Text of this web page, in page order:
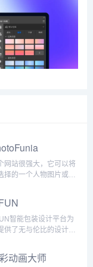
网站很强大，它可以将
择的一个人物图片或者
，有135种之多，保证
合你口味的模板！~ 制
趣的图片送给自己的爱
智能包装设计平台为
供了无与伦比的设计体
我们能够快速生成个性
精美的包装设计，帮助
动画大师